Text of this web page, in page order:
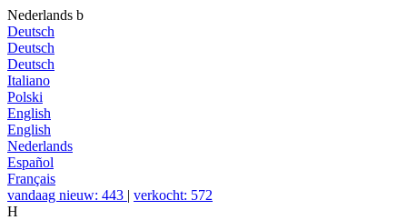
Nederlands b
Deutsch
Deutsch
Deutsch
Italiano
Polski
English
English
Nederlands
Español
Français
vandaag nieuw: 443 | verkocht: 572
H